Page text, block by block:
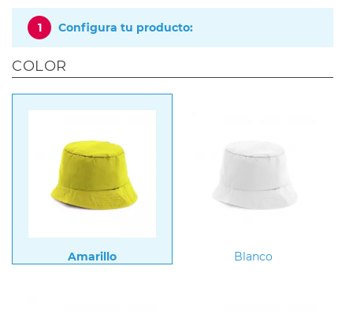
1 Configura tu producto:
COLOR
Amarillo Blanco